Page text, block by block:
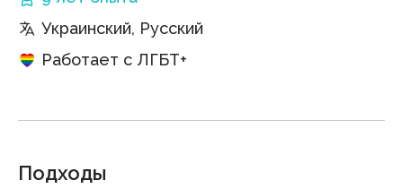
Украинский, Русский
Работает с ЛГБТ+
Подходы